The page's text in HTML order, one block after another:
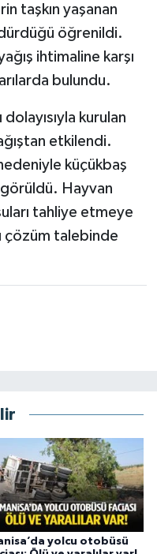
taşkın yaşanan
öğrenildi.
ihtimaline karşı
bulundu.
kurulan
etkilendi.
küçükbaş
görüldü. Hayvan
tahliye etmeye
çözüm talebinde
yolcu otobüsü